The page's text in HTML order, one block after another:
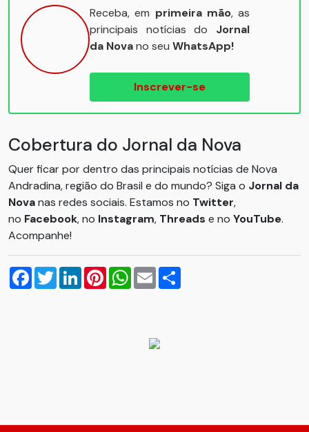
Receba, em primeira mão, as
principais notícias do Jornal
da Novano seu WhatsApp!
Inscrever-se
Cobertura do Jornal da Nova
Quer ficar por dentro das principais notícias de Nova
Andradina, região do Brasil e do mundo? Siga o Jornal da
Novanas redes sociais. Estamos no Twitter,
no Facebook, no Instagram, Threads e no YouTube.
Acompanhe!
Facebook
TwitterLinkedInPinterestWhatsApp
Email